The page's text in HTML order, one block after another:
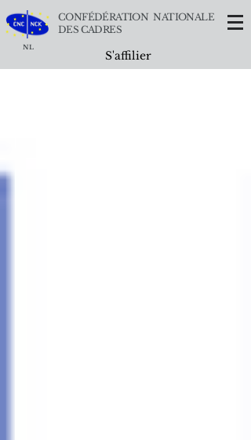
NL
CONFÉDÉRATION NATIONALE
DES CADRES
S'affilier